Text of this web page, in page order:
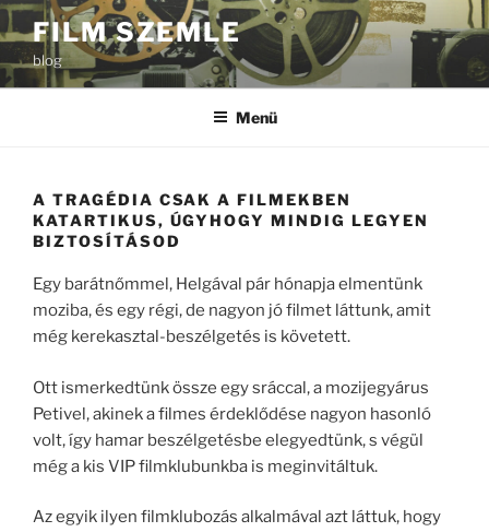
Tartalomhoz
FILM SZEMLE
blog
Menü
A TRAGÉDIA CSAK A FILMEKBEN
KATARTIKUS, ÚGYHOGY MINDIG LEGYEN
BIZTOSÍTÁSOD
Egy barátnőmmel, Helgával pár hónapja elmentünk
moziba, és egy régi, de nagyon jó filmet láttunk, amit
még kerekasztal-beszélgetés is követett.
Ott ismerkedtünk össze egy sráccal, a mozijegyárus
Petivel, akinek a filmes érdeklődése nagyon hasonló
volt, így hamar beszélgetésbe elegyedtünk, s végül
még a kis VIP filmklubunkba is meginvitáltuk.
Az egyik ilyen filmklubozás alkalmával azt láttuk, hogy